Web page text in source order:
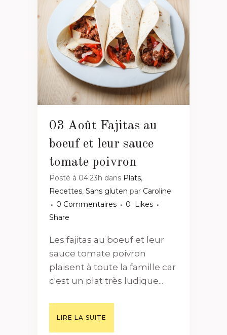
03 Août Fajitas au
boeuf et leur sauce
tomate poivron
Posté à 04:23h dans Plats,
Recettes, Sans gluten par Caroline
0 Commentaires
0
Likes
Share
Les fajitas au boeuf et leur
sauce tomate poivron
plaisent à toute la famille car
c'est un plat très ludique...
LIRE LA SUITE